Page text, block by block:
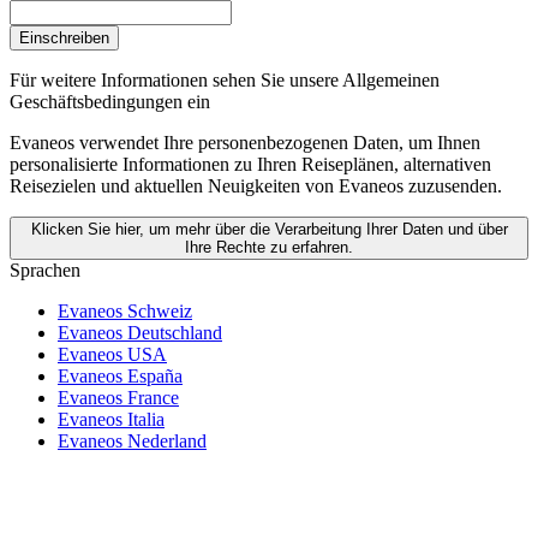
Einschreiben
Für weitere Informationen sehen Sie unsere Allgemeinen
Geschäftsbedingungen ein
Evaneos verwendet Ihre personenbezogenen Daten, um Ihnen
personalisierte Informationen zu Ihren Reiseplänen, alternativen
Reisezielen und aktuellen Neuigkeiten von Evaneos zuzusenden.
Klicken Sie hier, um mehr über die Verarbeitung Ihrer Daten und über
Ihre Rechte zu erfahren.
Sprachen
Evaneos Schweiz
Evaneos Deutschland
Evaneos USA
Evaneos España
Evaneos France
Evaneos Italia
Evaneos Nederland